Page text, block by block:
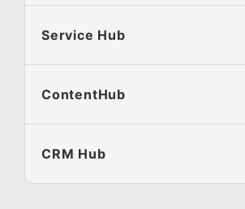
Service Hub
ContentHub
CRM Hub